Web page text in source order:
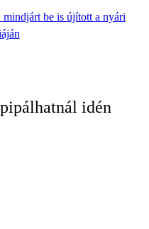
be is újított a nyári
idén